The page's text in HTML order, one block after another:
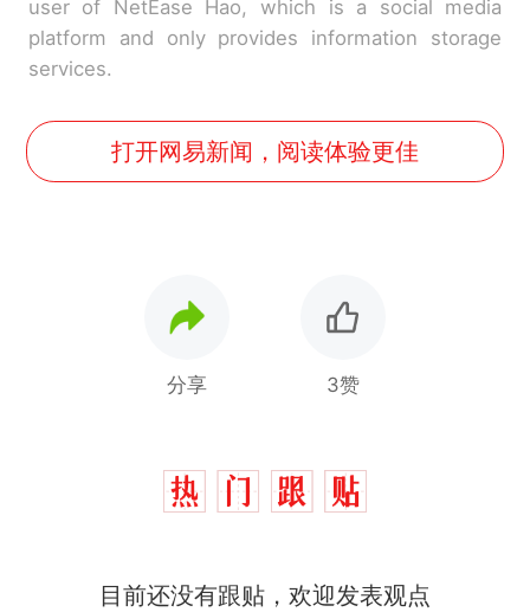
user of NetEase Hao, which is a social media
platform and only provides information storage
services.
打开网易新闻，阅读体验更佳
分享 3赞
目前还没有跟贴，欢迎发表观点
么？